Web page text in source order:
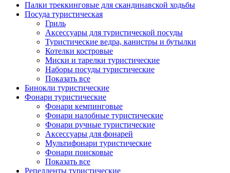
Палки треккинговые для скандинавской ходьбы
Посуда туристическая
Гриль
Аксессуары для туристической посуды
Туристические ведра, канистры и бутылки
Котелки костровые
Миски и тарелки туристические
Наборы посуды туристические
Показать все
Бинокли туристические
Фонари туристические
Фонари кемпинговые
Фонари налобные туристические
Фонари ручные туристические
Аксессуары для фонарей
Мультифонари туристические
Фонари поисковые
Показать все
Репелленты туристические